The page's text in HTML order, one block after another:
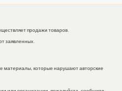
продажи товаров.
заявленных.
которые нарушают авторские